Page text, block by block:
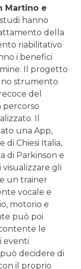
Martino e
hanno
della
riabilitativo
i benefici
Il progetto
strumento
del
percorso
Il
una App,
di Chiesi Italia,
di Parkinson e
gli
un trainer
vocale e
motorio e
può poi
le
eventi
decidere di
il proprio